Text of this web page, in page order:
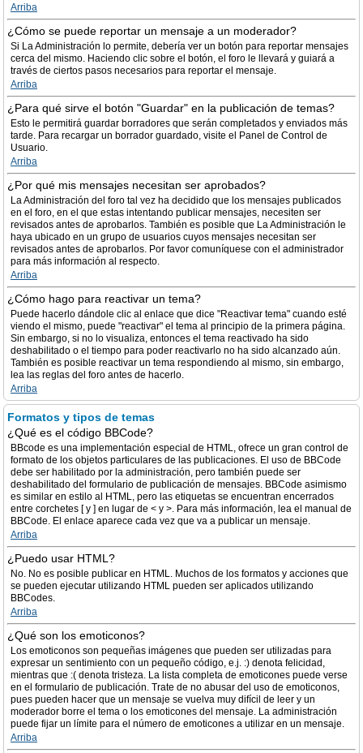
Arriba
¿Cómo se puede reportar un mensaje a un moderador?
Si La Administración lo permite, debería ver un botón para reportar mensajes
cerca del mismo. Haciendo clic sobre el botón, el foro le llevará y guiará a
través de ciertos pasos necesarios para reportar el mensaje.
Arriba
¿Para qué sirve el botón "Guardar" en la publicación de temas?
Esto le permitirá guardar borradores que serán completados y enviados más
tarde. Para recargar un borrador guardado, visite el Panel de Control de
Usuario.
Arriba
¿Por qué mis mensajes necesitan ser aprobados?
La Administración del foro tal vez ha decidido que los mensajes publicados
en el foro, en el que estas intentando publicar mensajes, necesiten ser
revisados antes de aprobarlos. También es posible que La Administración le
haya ubicado en un grupo de usuarios cuyos mensajes necesitan ser
revisados antes de aprobarlos. Por favor comuníquese con el administrador
para más información al respecto.
Arriba
¿Cómo hago para reactivar un tema?
Puede hacerlo dándole clic al enlace que dice "Reactivar tema" cuando esté
viendo el mismo, puede "reactivar" el tema al principio de la primera página.
Sin embargo, si no lo visualiza, entonces el tema reactivado ha sido
deshabilitado o el tiempo para poder reactivarlo no ha sido alcanzado aún.
También es posible reactivar un tema respondiendo al mismo, sin embargo,
lea las reglas del foro antes de hacerlo.
Arriba
Formatos y tipos de temas
¿Qué es el código BBCode?
BBcode es una implementación especial de HTML, ofrece un gran control de
formato de los objetos particulares de las publicaciones. El uso de BBCode
debe ser habilitado por la administración, pero también puede ser
deshabilitado del formulario de publicación de mensajes. BBCode asimismo
es similar en estilo al HTML, pero las etiquetas se encuentran encerrados
entre corchetes [ y ] en lugar de < y >. Para más información, lea el manual de
BBCode. El enlace aparece cada vez que va a publicar un mensaje.
Arriba
¿Puedo usar HTML?
No. No es posible publicar en HTML. Muchos de los formatos y acciones que
se pueden ejecutar utilizando HTML pueden ser aplicados utilizando
BBCodes.
Arriba
¿Qué son los emoticonos?
Los emoticonos son pequeñas imágenes que pueden ser utilizadas para
expresar un sentimiento con un pequeño código, e.j. :) denota felicidad,
mientras que :( denota tristeza. La lista completa de emoticones puede verse
en el formulario de publicación. Trate de no abusar del uso de emoticonos,
pues pueden hacer que un mensaje se vuelva muy difícil de leer y un
moderador borre el tema o los emoticones del mensaje. La administración
puede fijar un límite para el número de emoticones a utilizar en un mensaje.
Arriba